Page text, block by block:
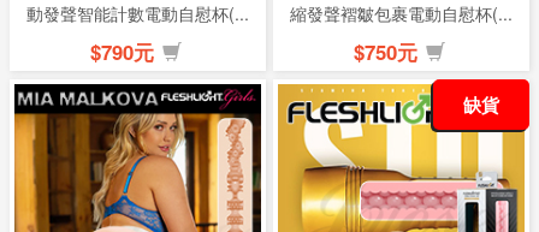
動發聲智能計數電動自慰杯(...
$790元
縮發聲褶皺包裹電動自慰杯(...
$750元
缺貨